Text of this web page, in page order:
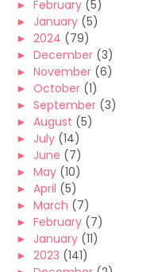
► February (5)
► January (5)
► 2024 (79)
► December (3)
► November (6)
► October (1)
► September (3)
► August (5)
► July (14)
► June (7)
► May (10)
► April (5)
► March (7)
► February (7)
► January (11)
► 2023 (141)